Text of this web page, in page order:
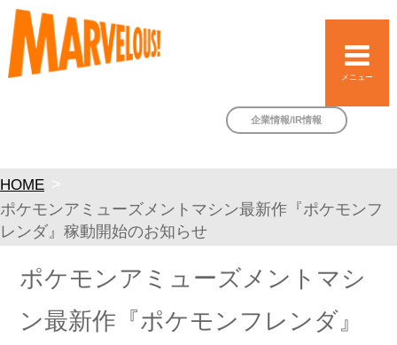
メニュー
企業情報/IR情報
HOME
ポケモンアミューズメントマシン最新作『ポケモンフ
レンダ』稼動開始のお知らせ
ポケモンアミューズメントマシ
ン最新作『ポケモンフレンダ』